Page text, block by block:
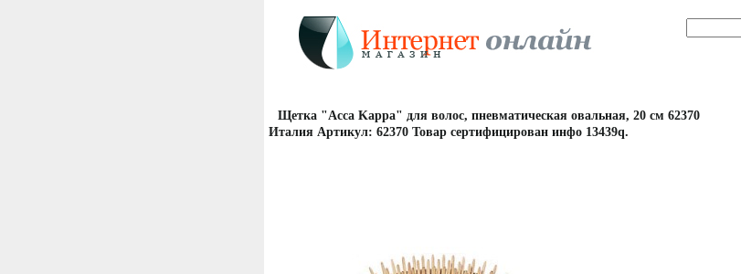
Щетка "Acca Kappa" для волос, пневматическая овальная, 20 см 62370
Италия Артикул: 62370 Товар сертифицирован инфо 13439q.